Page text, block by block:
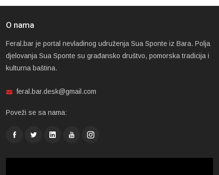
O nama
Feral.bar je portal nevladinog udruženja Sua Sponte iz Bara. Polja
djelovanja Sua Sponte su građansko društvo, pomorska tradicija i
kulturna baština.
feral.bar.desk@gmail.com
Poveži se sa nama: